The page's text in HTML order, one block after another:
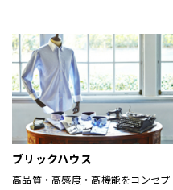
れている「アーノルド パーマー」で
す。
※イーアスつくば店ではキッズの取
扱いはございません。
ブリックハウス
高品質・高感度・高機能をコンセプ